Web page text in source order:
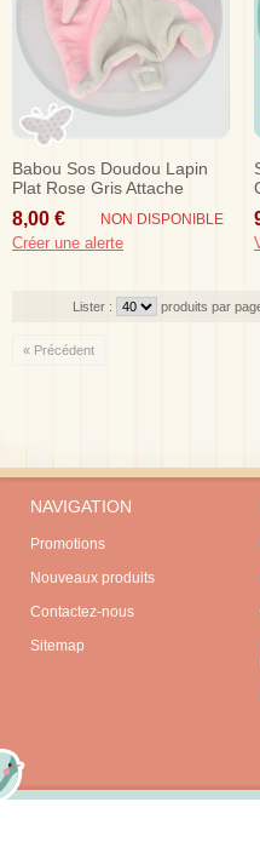
Babou Sos Doudou Lapin
Plat Rose Gris Attache
Tetine
8,00 € NON DISPONIBLE
Créer une alerte
Lister : produits par
« Précédent
NAVIGATION
Promotions
Nouveaux produits
Contactez-nous
Sitemap